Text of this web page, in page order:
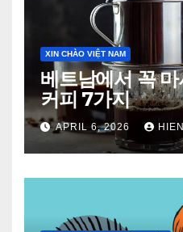
XIN CHÀO VIỆT NAM
베트남에서 꼭
커피 7가지
APRIL 6, 2026